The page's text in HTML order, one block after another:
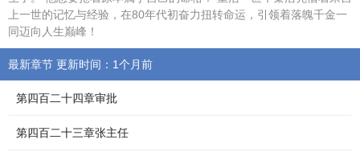
上一世的记忆与经验，在80年代初奋力扭转命运，引领着落魄千金一
同迈向人生巅峰！
最新章节 更新时间：1个月前
第四百二十四章审批
第四百二十三章张主任